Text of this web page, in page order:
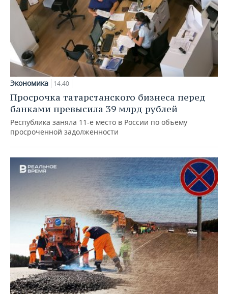
Экономика 14:40
Просрочка татарстанского бизнеса перед
банками превысила 39 млрд рублей
Республика заняла 11-е место в России по объему
просроченной задолженности